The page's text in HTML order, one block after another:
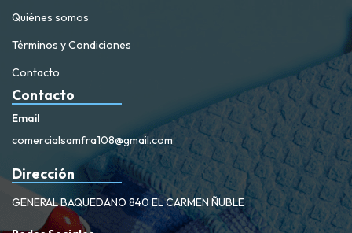
Quiénes somos
Términos y Condiciones
Contacto
Contacto
Email
comercialsamfra108@gmail.com
Dirección
GENERAL BAQUEDANO 840 EL CARMEN ÑUBLE